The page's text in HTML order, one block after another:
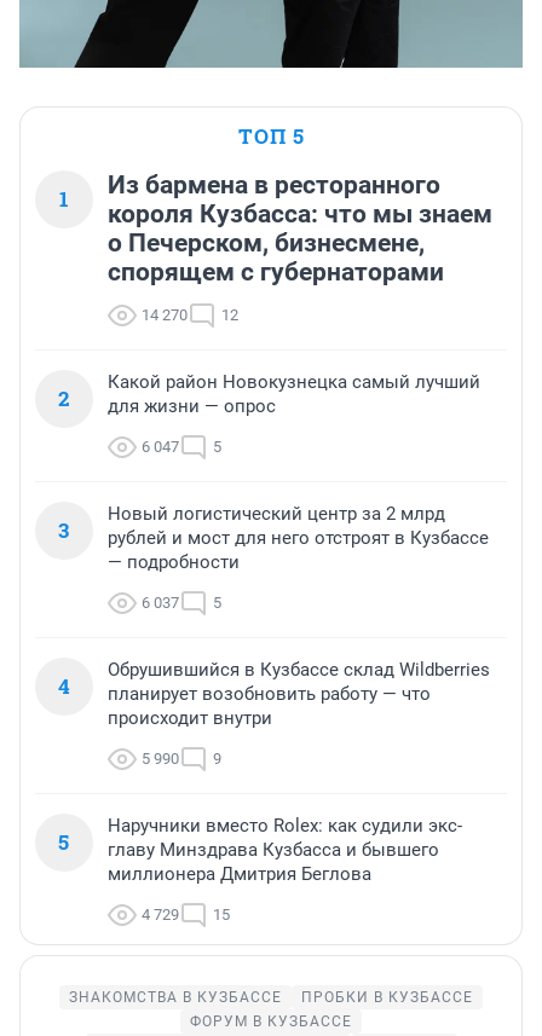
ТОП 5
1
Из бармена в ресторанного
короля Кузбасса: что мы знаем
о Печерском, бизнесмене,
спорящем с губернаторами
14 270 12
2
Какой район Новокузнецка самый лучший
для жизни — опрос
6 047 5
3
Новый логистический центр за 2 млрд
рублей и мост для него отстроят в Кузбассе
— подробности
6 037 5
4
Обрушившийся в Кузбассе склад Wildberries
планирует возобновить работу — что
происходит внутри
5 990 9
5
Наручники вместо Rolex: как судили экс-
главу Минздрава Кузбасса и бывшего
миллионера Дмитрия Беглова
4 729 15
ЗНАКОМСТВА В КУЗБАССЕ
ПРОБКИ В КУЗБАССЕ
ФОРУМ В КУЗБАССЕ